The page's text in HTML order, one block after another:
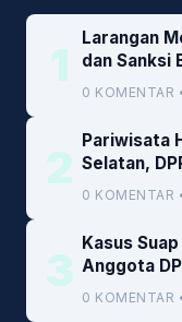
1
Larangan
dan Sanksi
0 KOMENTAR
2
Pariwisata
Selatan,
0 KOMENTAR
3
Kasus
Anggota
Kemenkeu
0 KOMENTAR